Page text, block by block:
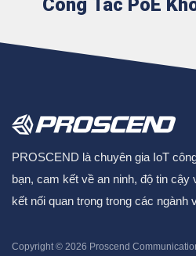
Công Tắc PoE
PROSCEND là chuyên gia IoT
bạn, cam kết về an ninh, độ tin cậy
kết nối quan trọng trong các ngành
Copyright © 2026 Proscend